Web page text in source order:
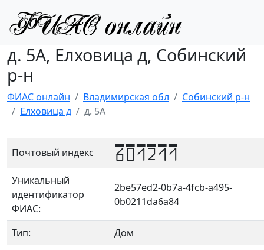
д. 5А, Елховица д, Собинский
р-н
ФИАС онлайн Владимирская обл
Собинский р-н
Елховица д
д. 5А
Почтовый индекс 601211
Уникальный
идентификатор
ФИАС:
2be57ed2-0b7a-4fcb-a495-
0b0211da6a84
Тип:
Дом